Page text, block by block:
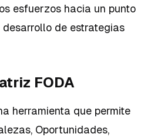
esfuerzos hacia un punto
de estrategias
FODA
herramienta que permite
Oportunidades,